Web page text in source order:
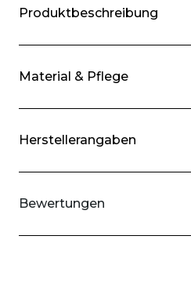
Produktbeschreibung
Material & Pflege
Herstellerangaben
Bewertungen